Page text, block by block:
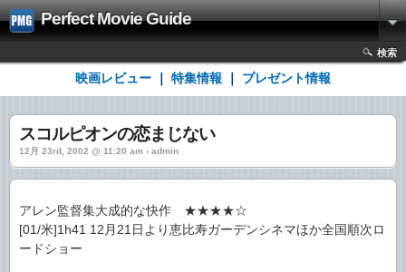
Perfect Movie Guide
検索
映画レビュー 特集情報 プレゼント情報
スコルピオンの恋まじない
12月 23rd, 2002 @ 11:20 am › admin
アレン監督集大成的な快作 ★★★★☆
[01/米]1h41 12月21日より恵比寿ガーデンシネマほか全国順次ロ
ードショー